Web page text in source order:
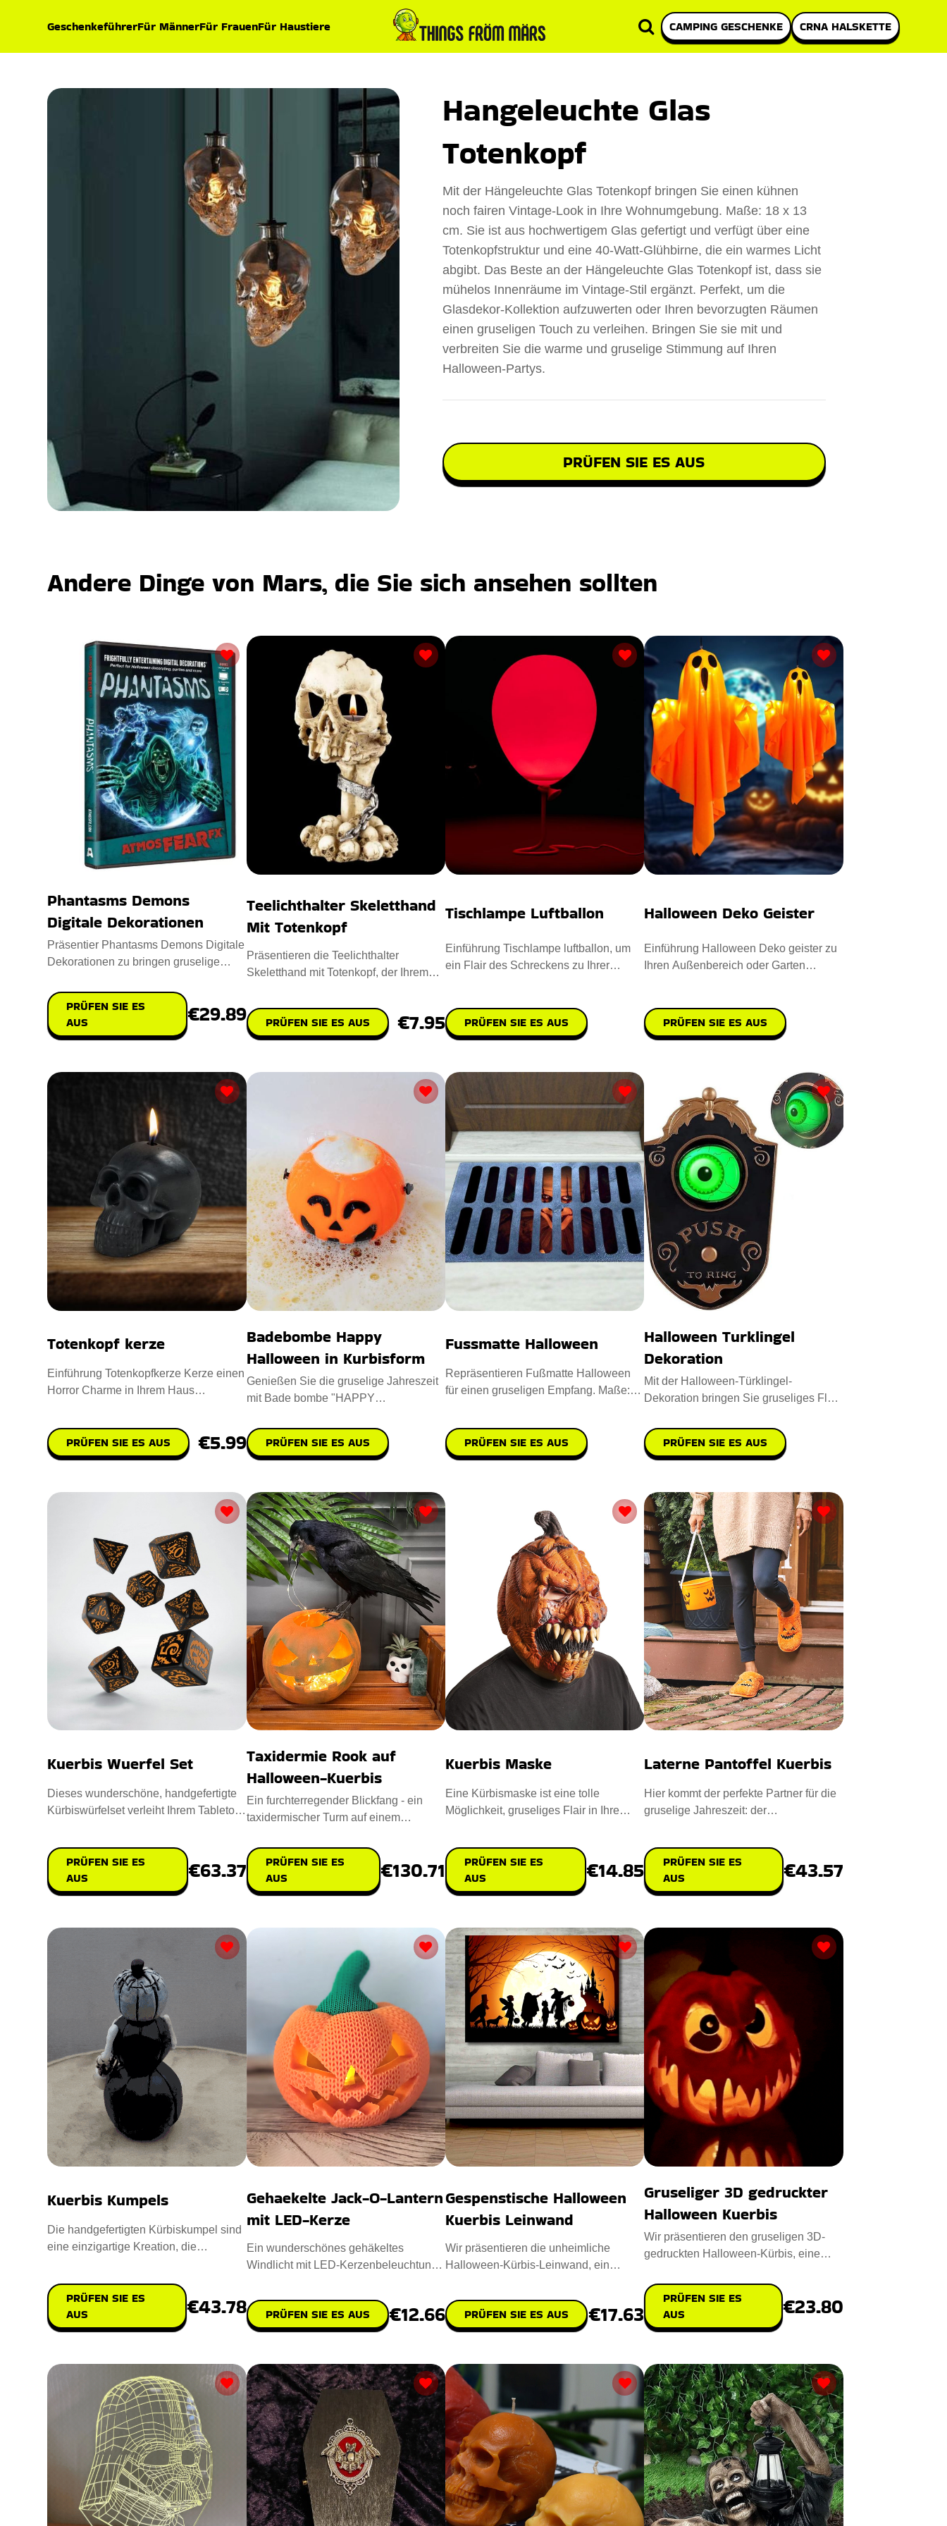
GeschenkeführerFür MännerFür FrauenFür Haustiere CAMPING GESCHENKE CRNA HALSKETTE
Hangeleuchte Glas
Totenkopf
Mit der Hängeleuchte Glas Totenkopf bringen Sie einen kühnen
noch fairen Vintage-Look in Ihre Wohnumgebung. Maße: 18 x 13
cm. Sie ist aus hochwertigem Glas gefertigt und verfügt über eine
Totenkopfstruktur und eine 40-Watt-Glühbirne, die ein warmes Licht
abgibt. Das Beste an der Hängeleuchte Glas Totenkopf ist, dass sie
mühelos Innenräume im Vintage-Stil ergänzt. Perfekt, um die
Glasdekor-Kollektion aufzuwerten oder Ihren bevorzugten Räumen
einen gruseligen Touch zu verleihen. Bringen Sie sie mit und
verbreiten Sie die warme und gruselige Stimmung auf Ihren
Halloween-Partys.
PRÜFEN SIE ES AUS
Andere Dinge von Mars, die Sie sich ansehen sollten
Phantasms Demons
Digitale Dekorationen
Präsentier Phantasms Demons Digitale
Dekorationen zu bringen gruselige
PRÜFEN SIE ES
AUS
€29.89
Teelichthalter Skeletthand
Mit Totenkopf
Präsentieren die Teelichthalter
Skeletthand mit Totenkopf, der Ihrem
PRÜFEN SIE ES AUS €7.95
Tischlampe Luftballon
Einführung Tischlampe luftballon, um
ein Flair des Schreckens zu Ihrer
PRÜFEN SIE ES AUS
Halloween Deko Geister
Einführung Halloween Deko geister zu
Ihren Außenbereich oder Garten
PRÜFEN SIE ES AUS
Totenkopf kerze
Einführung Totenkopfkerze Kerze einen
Horror Charme in Ihrem Haus
PRÜFEN SIE ES AUS €5.99
Badebombe Happy
Halloween in Kurbisform
Genießen Sie die gruselige Jahreszeit
mit Bade bombe "HAPPY
Badebomb
PRÜFEN SIE ES AUS
Fussmatte Halloween
Repräsentieren Fußmatte Halloween
für einen gruseligen Empfang. Maße:
PRÜFEN SIE ES AUS
Halloween Turklingel
Dekoration
Mit der Halloween-Türklingel-
Dekoration bringen Sie gruseliges Flair
PRÜFEN SIE ES AUS
Kuerbis Wuerfel Set
Dieses wunderschöne, handgefertigte
Kürbiswürfelset verleiht Ihrem Tabletop-
PRÜFEN SIE ES
AUS
€63.37
Taxidermie Rook auf
Halloween-Kuerbis
Ein furchterregender Blickfang - ein
taxidermischer Turm auf einem
PRÜFEN SIE ES
AUS
€130.71
Kuerbis Maske
Eine Kürbismaske ist eine tolle
Möglichkeit, gruseliges Flair in Ihre
PRÜFEN SIE ES
AUS
€14.85
Laterne Pantoffel Kuerbis
Hier kommt der perfekte Partner für die
gruselige Jahreszeit: der
PRÜFEN SIE ES
AUS
€43.57
Kuerbis Kumpels
Die handgefertigten Kürbiskumpel sind
eine einzigartige Kreation, die
PRÜFEN SIE ES
AUS
€43.78
Gehaekelte Jack-O-Lantern
mit LED-Kerze
Ein wunderschönes gehäkeltes
Windlicht mit LED-Kerzenbeleuchtung,
PRÜFEN SIE ES AUS €12.66
Gespenstische Halloween
Kuerbis Leinwand
Wir präsentieren die unheimliche
Halloween-Kürbis-Leinwand, ein
PRÜFEN SIE ES AUS €17.63
Gruseliger 3D gedruckter
Halloween Kuerbis
Wir präsentieren den gruseligen 3D-
gedruckten Halloween-Kürbis, eine
PRÜFEN SIE ES
AUS
€23.80